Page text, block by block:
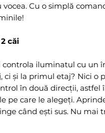
vocea. Cu o simplă
căi
controla iluminatul cu un
ci și la primul etaj? Nici o
în două direcții,
pe care le alegeți.
când ești sus. Nu mai